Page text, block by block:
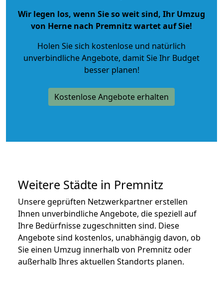
Wir legen los, wenn Sie so weit sind, Ihr Umzug
von Herne nach Premnitz wartet auf Sie!
Holen Sie sich kostenlose und natürlich
unverbindliche Angebote, damit Sie Ihr Budget
besser planen!
Kostenlose Angebote erhalten
Weitere Städte in Premnitz
Unsere geprüften Netzwerkpartner erstellen
Ihnen unverbindliche Angebote, die speziell auf
Ihre Bedürfnisse zugeschnitten sind. Diese
Angebote sind kostenlos, unabhängig davon, ob
Sie einen Umzug innerhalb von Premnitz oder
außerhalb Ihres aktuellen Standorts planen.